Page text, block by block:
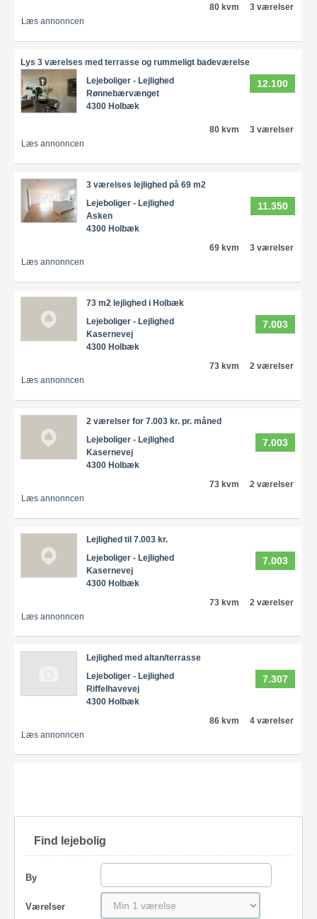
80 kvm
3 værelser
Læs annonncen
Lys 3 værelses med terrasse og rummeligt badeværelse
12.100
Lejeboliger - Lejlighed
Rønnebærvænget
4300 Holbæk
80 kvm
3 værelser
Læs annonncen
3 værelses lejlighed på 69 m2
11.350
Lejeboliger - Lejlighed
Asken
4300 Holbæk
69 kvm
3 værelser
Læs annonncen
73 m2 lejlighed i Holbæk
7.003
Lejeboliger - Lejlighed
Kasernevej
4300 Holbæk
73 kvm
2 værelser
Læs annonncen
2 værelser for 7.003 kr. pr. måned
7.003
Lejeboliger - Lejlighed
Kasernevej
4300 Holbæk
73 kvm
2 værelser
Læs annonncen
Lejlighed til 7.003 kr.
7.003
Lejeboliger - Lejlighed
Kasernevej
4300 Holbæk
73 kvm
2 værelser
Læs annonncen
Lejlighed med altan/terrasse
7.307
Lejeboliger - Lejlighed
Riffelhavevej
4300 Holbæk
86 kvm
4 værelser
Læs annonncen
Find lejebolig
By
Værelser